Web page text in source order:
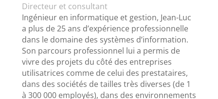
Directeur et consultant
Ingénieur en informatique et gestion, Jean-Luc
a plus de 25 ans d’expérience professionnelle
dans le domaine des systèmes d’information.
Son parcours professionnel lui a permis de
vivre des projets du côté des entreprises
utilisatrices comme de celui des prestataires,
dans des sociétés de tailles très diverses (de 1
à 300 000 employés), dans des environnements